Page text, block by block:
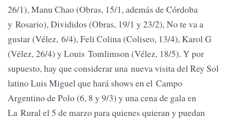
26/1), Manu Chao (Obras, 15/1, además de Córdoba
y Rosario), Divididos (Obras, 19/1 y 23/2), No te va a
gustar (Vélez, 6/4), Feli Colina (Coliseo, 13/4), Karol G
(Vélez, 26/4) y Louis Tomlimson (Vélez, 18/5). Y por
supuesto, hay que considerar una nueva visita del Rey Sol
latino Luis Miguel que hará shows en el Campo
Argentino de Polo (6, 8 y 9/3) y una cena de gala en
La Rural el 5 de marzo para quienes quieran y puedan